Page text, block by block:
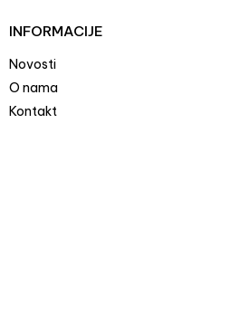
INFORMACIJE
Novosti
O nama
Kontakt